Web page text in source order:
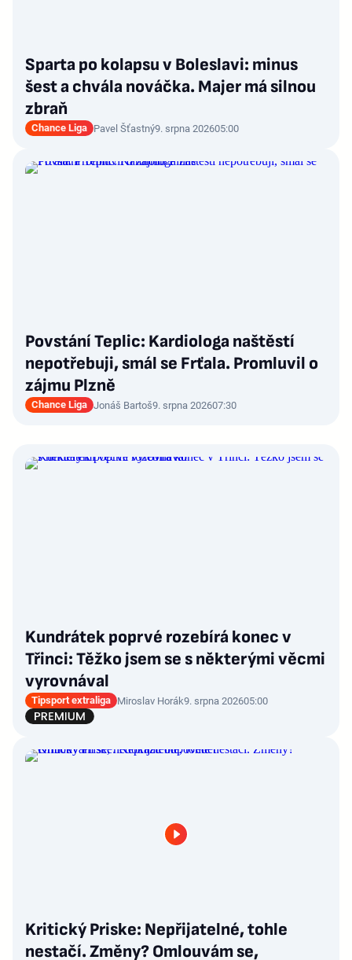
Sparta po kolapsu v Boleslavi: minus
šest a chvála nováčka. Majer má silnou
zbraň
Chance Liga Pavel Šťastný9. srpna 202605:00
Povstání Teplic: Kardiologa naštěstí
nepotřebuji, smál se Frťala. Promluvil o
zájmu Plzně
Chance Liga Jonáš Bartoš9. srpna 202607:30
Kundrátek poprvé rozebírá konec v
Třinci: Těžko jsem se s některými věcmi
vyrovnával
Tipsport extraliga Miroslav Horák9. srpna 202605:00
Kritický Priske: Nepřijatelné, tohle
nestačí. Změny? Omlouvám se,